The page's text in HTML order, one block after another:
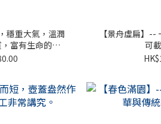
穩重大氣，溫潤
富有生命的魄
【景舟虛扁】
可